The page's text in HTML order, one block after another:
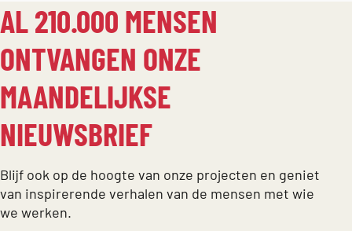
AL 210.000 MENSEN
ONTVANGEN ONZE
MAANDELIJKSE
NIEUWSBRIEF
Blijf ook op de hoogte van onze projecten en geniet
van inspirerende verhalen van de mensen met wie
we werken.